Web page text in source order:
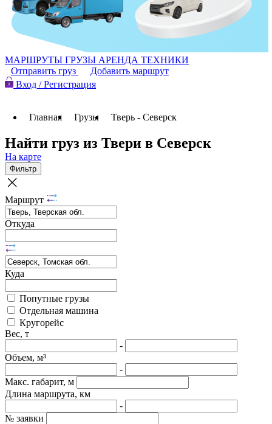
МАРШРУТЫ ГРУЗЫ АРЕНДА ТЕХНИКИ
Отправить груз
Добавить маршрут
Вход / Регистрация
Главная Грузы Тверь - Северск
Найти груз из Твери в Северск
На карте
Фильтр
Маршрут
Откуда
Куда
Попутные грузы
Отдельная машина
Кругорейс
Вес, т
-
Объем, м³
-
Макс. габарит, м
Длина маршрута, км
-
№ заявки